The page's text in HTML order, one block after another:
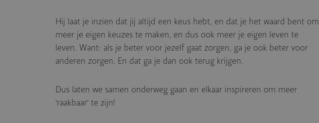
Hij laat je inzien dat jij altijd een keus hebt, en dat je het waard bent om
meer je eigen keuzes te maken, en dus ook meer je eigen leven te
leven. Want: als je beter voor jezelf gaat zorgen, ga je ook beter voor
anderen zorgen. En dat ga je dan ook terug krijgen.
Dus laten we samen onderweg gaan en elkaar inspireren om meer
'raakbaar' te zijn!